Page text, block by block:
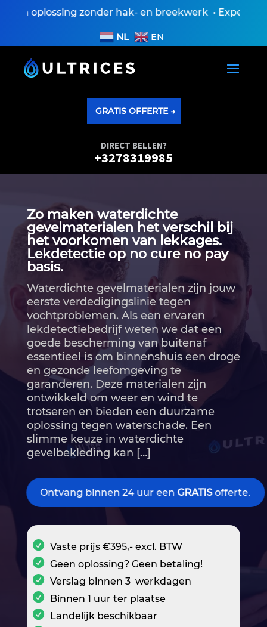
oplossing zonder hak- en breekwerk •
NL EN
GRATIS OFFERTE →
DIRECT BELLEN?
+3278319985
Zo maken waterdichte
gevelmaterialen het verschil bij
het voorkomen van lekkages.​
Lekdetectie op no cure no pay
basis.
Waterdichte gevelmaterialen zijn jouw
eerste verdedigingslinie tegen
vochtproblemen.​ Als een ervaren
lekdetectiebedrijf weten we dat een
goede bescherming van buitenaf
essentieel is om binnenshuis een droge
en gezonde leefomgeving te
garanderen.​ Deze materialen zijn
ontwikkeld om weer en wind te
trotseren en bieden een duurzame
oplossing tegen waterschade.​ Een
slimme keuze in waterdichte
gevelbekleding kan […]
Ontvang binnen 24 uur eenGRATISofferte.
Vaste prijs €395,- excl. BTW
Geen oplossing? Geen betaling!
Verslag binnen 3 werkdagen
Binnen 1 uur ter plaatse
Landelijk beschikbaar